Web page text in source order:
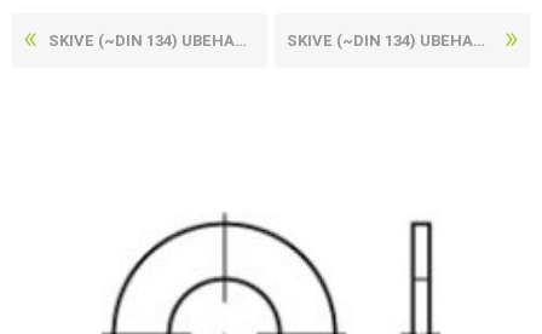
SKIVE (~DIN 134) UBEHANDLET STÅL, PRODUKTKVALITET C (G) M5-(Ø5,3X12X1) (200 STK) SKIVE (~DIN 134) UBEHANDLET STÅL, PRODUKTKVALITET C (G) M6-(Ø6,5X13X1,25) (200 STK)